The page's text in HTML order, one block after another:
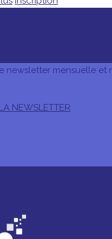
newsletter mensuelle et
NEWSLETTER